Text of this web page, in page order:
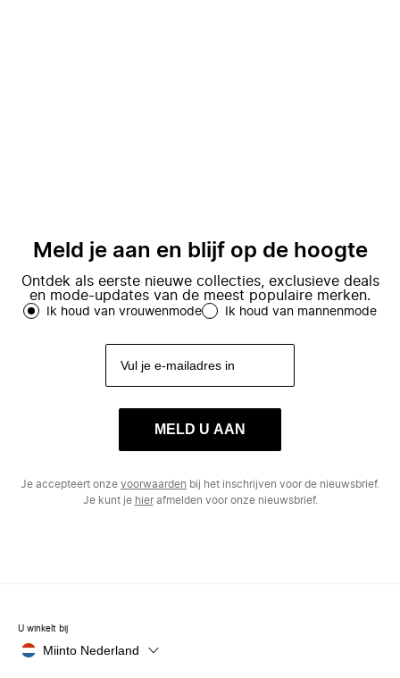
Meld je aan en blijf op de hoogte
Ontdek als eerste nieuwe collecties, exclusieve deals
en mode-updates van de meest populaire merken.
Ik houd van vrouwenmode Ik houd van mannenmode
MELD U AAN
Je accepteert onze voorwaarden bij het inschrijven voor de nieuwsbrief.
Je kunt je hierafmelden voor onze nieuwsbrief.
U winkelt bij
Miinto Nederland